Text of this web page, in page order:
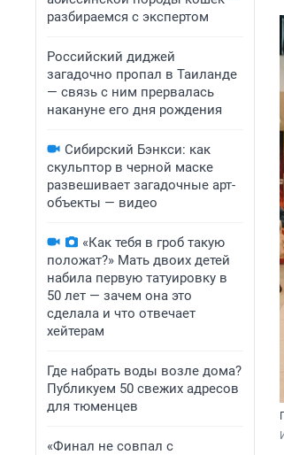
разбираемся с экспертом
Российский диджей
загадочно пропал в Таиланде
— связь с ним прервалась
накануне его дня рождения
Сибирский Бэнкси: как
скульптор в черной маске
развешивает загадочные арт-
объекты — видео
«Как тебя в гроб такую
положат?» Мать двоих детей
набила первую татуировку в
50 лет — зачем она это
сделала и что отвечает
хейтерам
Где набрать воды возле дома?
Публикуем 50 свежих адресов
для тюменцев
«Финал не совпал с